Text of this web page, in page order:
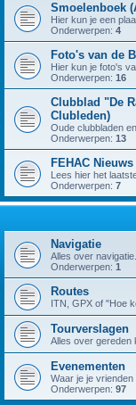
Smoelenboek
Hier kun je een
Onderwerpen: 4
Foto's van de
Hier kun je foto's
Onderwerpen: 16
Clubblad "De
Clubleden)
Oude clubbladen
Onderwerpen: 13
FEHAC Nieuws
Lees hier het
Onderwerpen: 7
Navigatie
Alles over navigatie.
Onderwerpen: 1
Routes
ITN, GPX of "Hoe
Tourverslagen
Alles over gereden
Evenementen
Waar je je
Onderwerpen: 97